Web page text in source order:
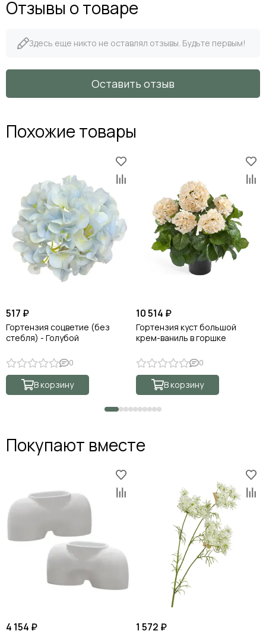
Отзывы о товаре
Здесь еще никто не оставлял отзывы. Будьте первым!
Оставить отзыв
Похожие товары
517 ₽
Гортензия соцветие (без
стебля) - Голубой
0
В корзину
10 514 ₽
Гортензия куст большой
крем-ваниль в горшке
0
В корзину
Покупают вместе
4 154 ₽ 1 572 ₽